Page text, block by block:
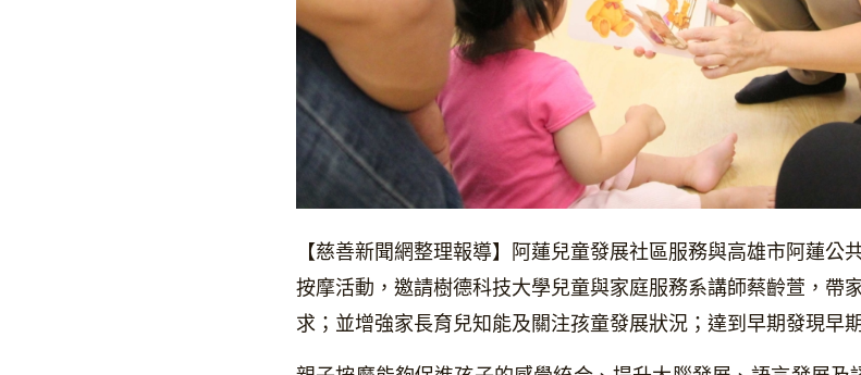
【慈善新聞網整理報導】阿蓮兒童發展社區服務與高雄市阿蓮公
按摩活動，邀請樹德科技大學兒童與家庭服務系講師蔡齡萱，帶
求；並增強家長育兒知能及關注孩童發展狀況；達到早期發現早